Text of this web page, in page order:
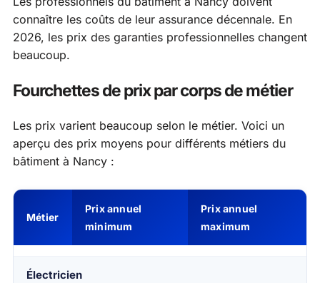
connaître les coûts de leur assurance décennale. En
2026, les prix des garanties professionnelles changent
beaucoup.
Fourchettes de prix par corps de métier
Les prix varient beaucoup selon le métier. Voici un
aperçu des prix moyens pour différents métiers du
bâtiment à Nancy :
Métier
Prix annuel
minimum
Prix annuel
maximum
Électricien